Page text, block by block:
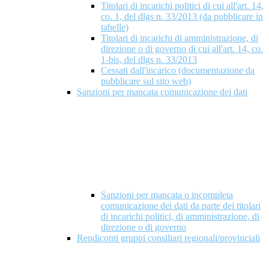
Titolari di incarichi politici di cui all'art. 14,
co. 1, del dlgs n. 33/2013 (da pubblicare in
tabelle)
Titolari di incarichi di amministrazione, di
direzione o di governo di cui all'art. 14, co.
1-bis, del dlgs n. 33/2013
Cessati dall'incarico (documentazione da
pubblicare sul sito web)
Sanzioni per mancata comunicazione dei dati
Sanzioni per mancata o incompleta
comunicazione dei dati da parte dei titolari
di incarichi politici, di amministrazione, di
direzione o di governo
Rendiconti gruppi consiliari regionali/provinciali